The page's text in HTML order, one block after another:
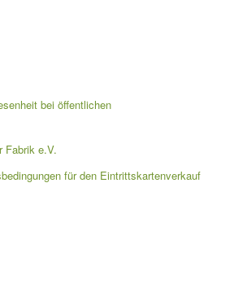
bei öffentlichen
Fabrik e.V.
für den Eintrittskartenverkauf